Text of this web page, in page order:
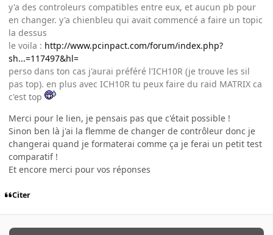
y'a des controleurs compatibles entre eux, et aucun pb pour
en changer. y'a chienbleu qui avait commencé a faire un topic
la dessus
le voila : http://www.pcinpact.com/forum/index.php?
sh...=117497&hl=
perso dans ton cas j'aurai préféré l'ICH10R (je trouve les sil
pas top). en plus avec ICH10R tu peux faire du raid MATRIX ca
c'est top
Merci pour le lien, je pensais pas que c'était possible !
Sinon ben là j'ai la flemme de changer de contrôleur donc je
changerai quand je formaterai comme ça je ferai un petit test
comparatif !
Et encore merci pour vos réponses
Citer